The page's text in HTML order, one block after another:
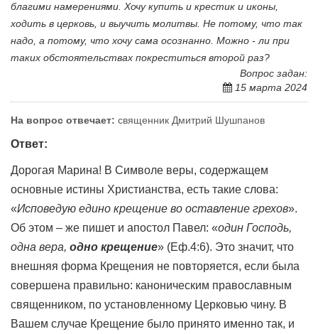
благими намерениями. Хочу купить и крестик и иконы,
ходить в церковь, и выучить молитвы. Не потому, что так
надо, а потому, что хочу сама осознанно. Можно - ли при
таких обстоятельствах покреститься второй раз?
Вопрос задан:
15 марта 2024
На вопрос отвечает: священник Дмитрий Шушпанов
Ответ:
Дорогая Марина! В Символе веры, содержащем
основные истины Христианства, есть такие слова:
«Исповедую едино крещение во оставление грехов».
Об этом – же пишет и апостол Павел: «один Господь,
одна вера, одно крещение» (Еф.4:6). Это значит, что
внешняя форма Крещения не повторяется, если была
совершена правильно: каноническим православным
священником, по установленному Церковью чину. В
Вашем случае Крещение было принято именно так, и